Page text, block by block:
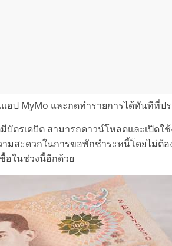
อป MyMo และกดทำรายการได้ทันทีที่ป
ตรเดบิต สามารถดาวน์โหลดและเปิดใ
มสะดวกในการขอพักชำระหนี้โดยไม่ต้
อในช่วงนี้อีกด้วย